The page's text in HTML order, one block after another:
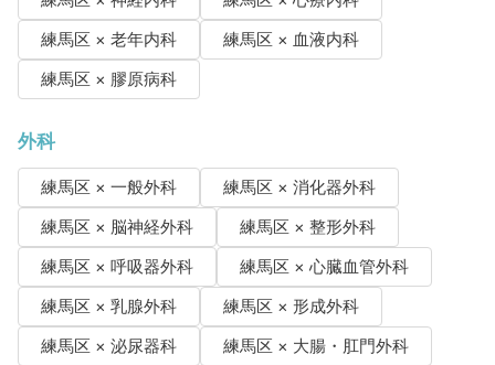
練馬区 × 老年内科
練馬区 × 血液内科
練馬区 × 膠原病科
外科
練馬区 × 一般外科
練馬区 × 消化器外科
練馬区 × 脳神経外科
練馬区 × 整形外科
練馬区 × 呼吸器外科
練馬区 × 心臓血管外科
練馬区 × 乳腺外科
練馬区 × 形成外科
練馬区 × 泌尿器科
練馬区 × 大腸・肛門外科